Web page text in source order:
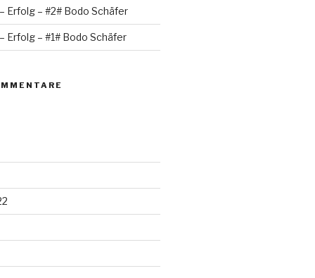
Erfolg – #2# Bodo Schäfer
Erfolg – #1# Bodo Schäfer